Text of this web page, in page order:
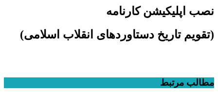
نصب اپلیکیشن کارنامه
(تقویم تاریخ دستاوردهای انقلاب اسلامی​)
مطالب مرتبط